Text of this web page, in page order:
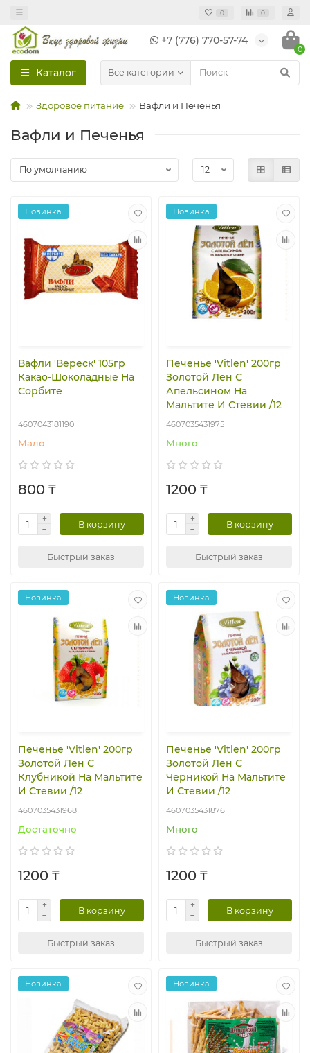
0 0
+7 (776) 770-57-74
0
Каталог Все категории
Здоровое питание Вафли и Печенья
Вафли и Печенья
Новинка
Вафли 'Вереск' 105гр
Какао-Шоколадные На
Сорбите
4607043181190
Мало
800 ₸
В корзину
Быстрый заказ
Новинка
Печенье 'Vitlen' 200гр
Золотой Лен С
Апельсином На
Мальтите И Стевии /12
4607035431975
Много
1200 ₸
В корзину
Быстрый заказ
Новинка
Печенье 'Vitlen' 200гр
Золотой Лен С
Клубникой На Мальтите
И Стевии /12
4607035431968
Достаточно
1200 ₸
В корзину
Быстрый заказ
Новинка
Печенье 'Vitlen' 200гр
Золотой Лен С
Черникой На Мальтите
И Стевии /12
4607035431876
Много
1200 ₸
В корзину
Быстрый заказ
Новинка Новинка